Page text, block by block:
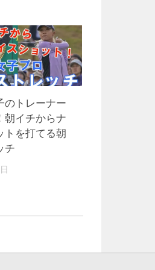
のトレーナー
朝イチからナ
トを打てる朝
チ